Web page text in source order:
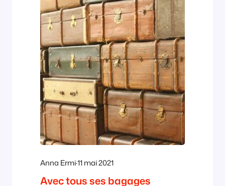
Anna Ermi·11 mai 2021
Avec tous ses bagages